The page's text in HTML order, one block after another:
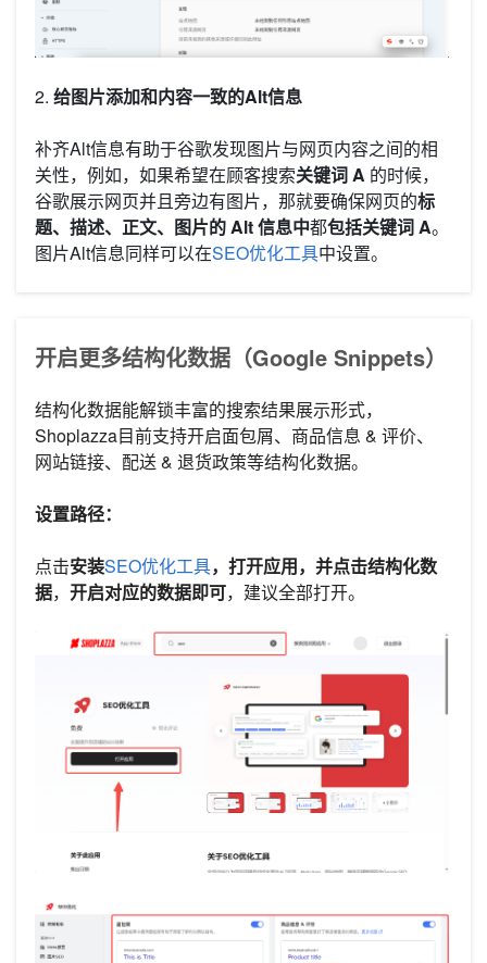
2. 给图片添加和内容一致的Alt信息
补齐Alt信息有助于谷歌发现图片与网页内容之间的相
关性，例如，如果希望在顾客搜索关键词 A 的时候，
谷歌展示网页并且旁边有图片，那就要确保网页的标
题、描述、正文、图片的 Alt 信息中都包括关键词 A。
图片Alt信息同样可以在SEO优化工具中设置。
开启更多结构化数据（Google Snippets）
结构化数据能解锁丰富的搜索结果展示形式，
Shoplazza目前支持开启面包屑、商品信息 & 评价、
网站链接、配送 & 退货政策等结构化数据。
设置路径：
点击安装SEO优化工具，打开应用，并点击结构化数
据， 开启对应的数据即可，建议全部打开。